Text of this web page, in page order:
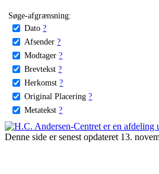
Søge-afgrænsning:
Dato ?
Afsender ?
Modtager ?
Brevtekst ?
Herkomst ?
Original Placering ?
Metatekst ?
Denne side er senest opdateret 13.